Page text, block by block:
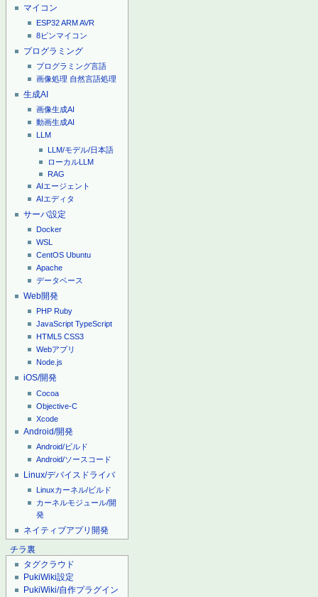
マイコン
ESP32ARMAVR
8ピンマイコン
プログラミング
プログラミング言語
画像処理 自然言語処理
生成AI
画像生成AI
動画生成AI
LLM
LLM/モデル/日本語
ローカルLLM
RAG
AIエージェント
AIエディタ
サーバ設定
Docker
WSL
CentOS Ubuntu
Apache
データベース
Web開発
PHP Ruby
JavaScript TypeScript
HTML5 CSS3
Webアプリ
Node.js
iOS/開発
Cocoa
Objective-C
Xcode
Android/開発
Android/ビルド
Android/ソースコード
Linux/デバイスドライバ
Linuxカーネル/ビルド
カーネルモジュール/開
発
ネイティブアプリ開発
チラ裏
タグクラウド
PukiWiki設定
PukiWiki/自作プラグイン